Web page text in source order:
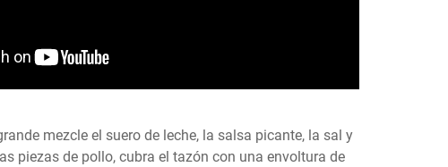
mezcle el suero de leche, la salsa picante, la sal y
piezas de pollo, cubra el tazón con una envoltura de